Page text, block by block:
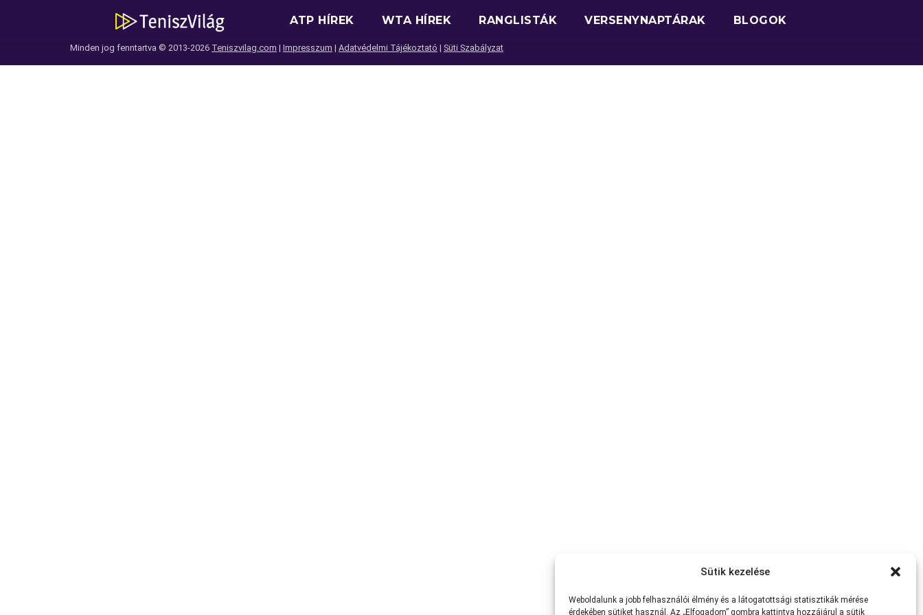
Sütik kezelése
Weboldalunk a jobb felhasználói élmény és a látogatottsági statisztikák mérése
érdekében sütiket használ. Az „Elfogadom” gombra kattintva hozzájárul a sütik
ATP HÍREK WTA HÍREK RANGLISTÁK VERSENYNAPTÁRAK BLOGOK
Minden jog fenntartva © 2013-2026 Teniszvilag.com | Impresszum | Adatvédelmi Tájékoztató | Süti Szabályzat